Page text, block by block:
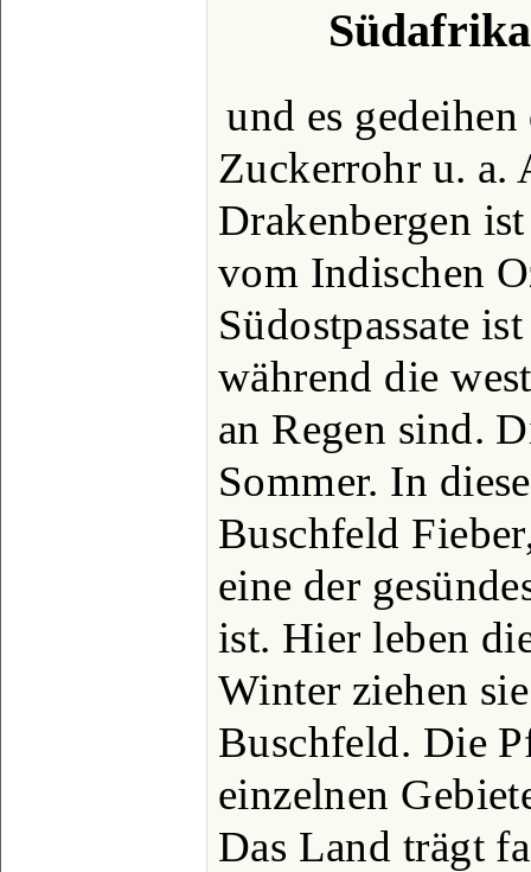
und es
Zuckerrohr u. a.
Drakenbergen
vom Indischen
Südostpassate
während die
an Regen sind.
Sommer. In
Buschfeld
eine der
ist. Hier leben
Winter ziehen
Buschfeld. Die
einzelnen
Das Land trägt